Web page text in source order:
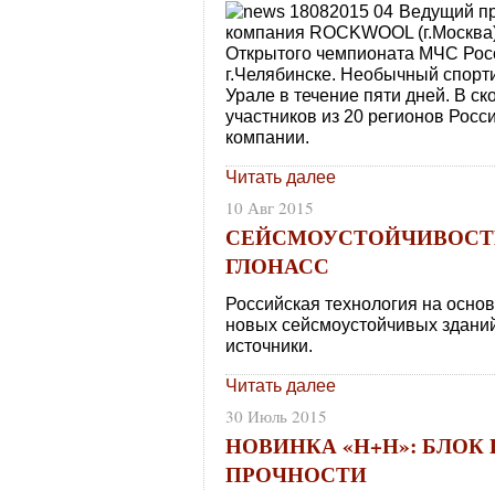
Ведущий
компания ROCKWOOL
Открытого чемпионата МЧС
г.Челябинске. Необычный
Урале в течение пяти дней. В
участников из 20 регионов
компании.
Читать далее
10 Авг 2015
ГЛОНАСС
Российская технология на
новых сейсмоустойчивых
источники.
Читать далее
30 Июль 2015
НОВИНКА «Н+Н»: БЛОК
ПРОЧНОСТИ